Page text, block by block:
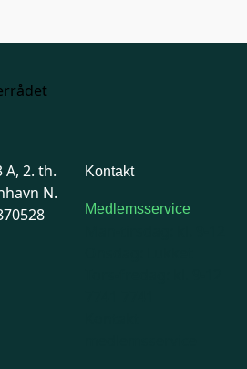
A, 2. th.
N.
Kontakt
Medlemsservice